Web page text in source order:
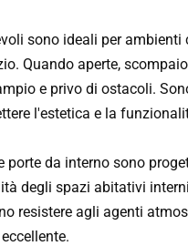
sono ideali per ambienti
Quando aperte,
e privo di ostacoli.
l'estetica e la
porte da interno sono
degli spazi abitativi
resistere agli agenti